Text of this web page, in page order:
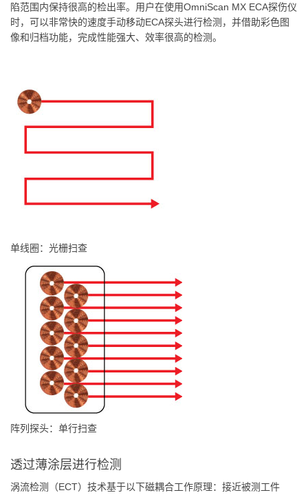
陷范围内保持很高的检出率。用户在使用OmniScan MX ECA探伤仪
时，可以非常快的速度手动移动ECA探头进行检测，并借助彩色图
像和归档功能，完成性能强大、效率很高的检测。
单线圈：光栅扫查
阵列探头：单行扫查
透过薄涂层进行检测
涡流检测（ECT）技术基于以下磁耦合工作原理：接近被测工件